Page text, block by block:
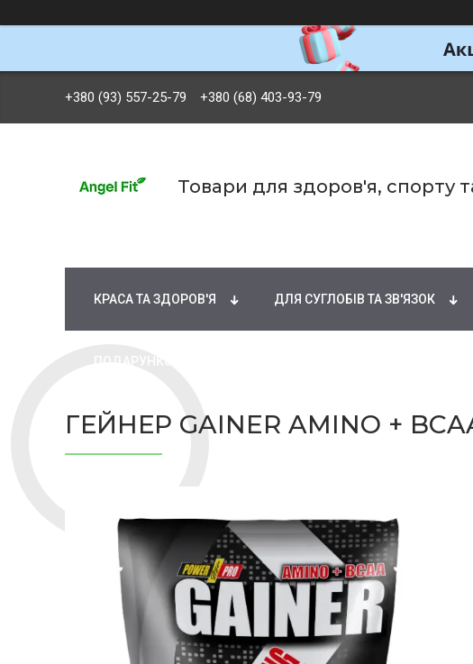
+380 (93) 557-25-79 +380 (68) 403-93-79
Товари для здоров'я, спорту
КРАСА ТА ЗДОРОВ'Я ДЛЯ СУГЛОБІВ ТА ЗВ'ЯЗОК
ГЕЙНЕР GAINER AMINO +